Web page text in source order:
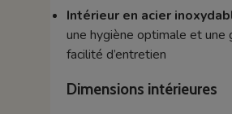
Intérieur en acier
une hygiène optimale et une
facilité d’entretien
Dimensions intérieures